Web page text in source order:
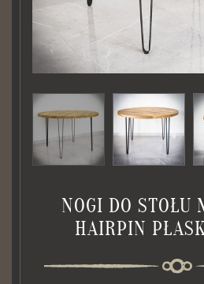
NOGI DO STOŁU
HAIRPIN